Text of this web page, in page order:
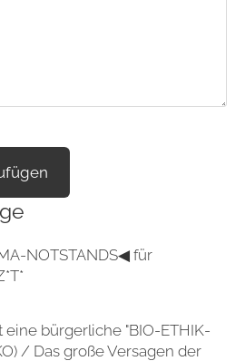
NOTSTANDS◀ für
bürgerliche "BIO-ETHIK-
/ Das große Versagen der